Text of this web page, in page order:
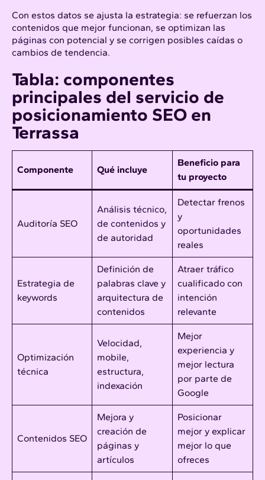
Con estos datos se ajusta la estrategia: se refuerzan los
contenidos que mejor funcionan, se optimizan las
páginas con potencial y se corrigen posibles caídas o
cambios de tendencia.
Tabla: componentes
principales del servicio de
posicionamiento SEO en
Terrassa
Componente Qué incluye
Beneficio para
tu proyecto
Auditoría SEO
Análisis técnico,
de contenidos y
de autoridad
Detectar frenos
y
oportunidades
reales
Estrategia de
keywords
Definición de
palabras clave y
arquitectura de
contenidos
Atraer tráfico
cualificado con
intención
relevante
Optimización
técnica
Velocidad,
mobile,
estructura,
indexación
Mejor
experiencia y
mejor lectura
por parte de
Google
Contenidos SEO
Mejora y
creación de
páginas y
artículos
Posicionar
mejor y explicar
mejor lo que
ofreces